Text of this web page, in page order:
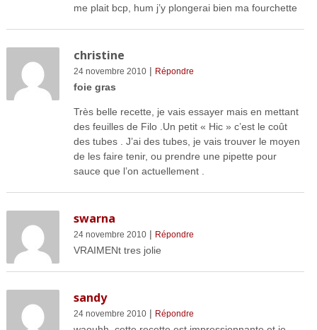
me plait bcp, hum j’y plongerai bien ma fourchette
christine
24 novembre 2010| Répondre
foie gras
Très belle recette, je vais essayer mais en mettant
des feuilles de Filo .Un petit « Hic » c’est le coût
des tubes . J’ai des tubes, je vais trouver le moyen
de les faire tenir, ou prendre une pipette pour
sauce que l’on actuellement .
swarna
24 novembre 2010| Répondre
VRAIMENt tres jolie
sandy
24 novembre 2010| Répondre